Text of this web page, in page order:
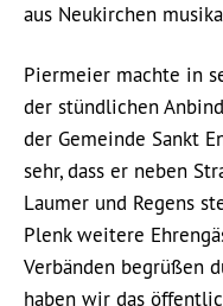
aus Neukirchen
Piermeier machte in
der stündlichen
der Gemeinde Sankt
sehr, dass er neben
Laumer und Regens
Plenk weitere
Verbänden begrüßen
haben wir das